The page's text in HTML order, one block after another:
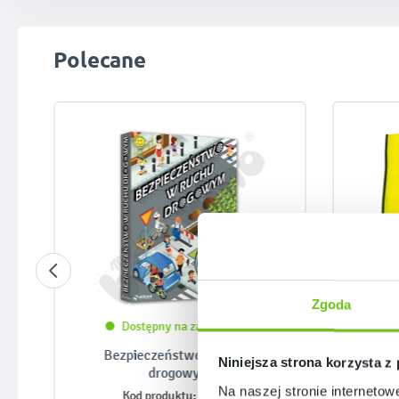
Zgoda
Niniejsza strona korzysta z
Na naszej stronie
Pomiń galerię produktów
Polecane
Dostępny na zamówienie
Bezpieczeństwo w ruchu
drogowym
Kod produktu: 031416